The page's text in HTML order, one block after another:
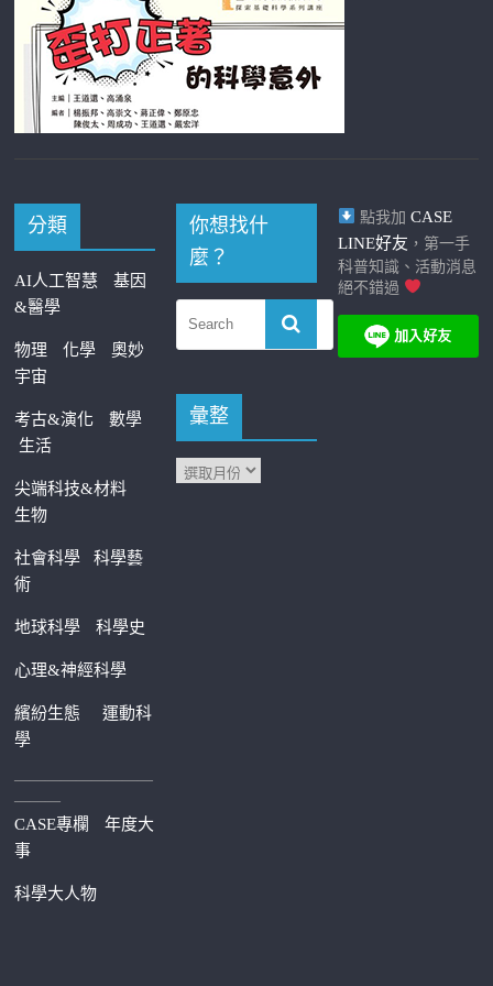
分類
AI人工智慧
基因
&醫學
物理 化學
奧妙
宇宙
考古&演化
數學
生活
尖端科技&材料
生物
社會科學科學藝
術
地球科學 科學史
心理&神經科學
繽紛生態運動科
學
—————————
———
CASE專欄
年度大
事
科學大人物
你想找什
麼？
彙整
點我加 CASE
LINE好友 ，第一手
科普知識、活動消息
絕不錯過